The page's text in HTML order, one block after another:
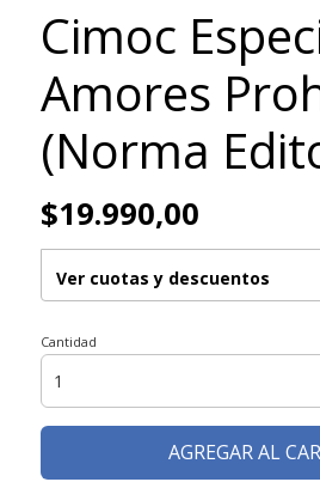
Cimoc
Amores
(Norma
$19.990,00
Ver cuotas y descuentos
Cantidad
AGREGAR AL